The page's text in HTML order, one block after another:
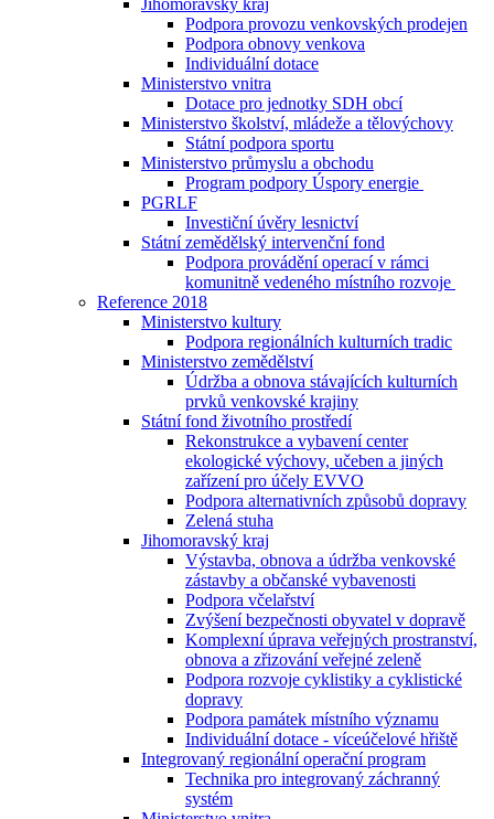
Jihomoravský kraj
Podpora provozu venkovských prodejen
Podpora obnovy venkova
Individuální dotace
Ministerstvo vnitra
Dotace pro jednotky SDH obcí
Ministerstvo školství, mládeže a tělovýchovy
Státní podpora sportu
Ministerstvo průmyslu a obchodu
Program podpory Úspory energie
PGRLF
Investiční úvěry lesnictví
Státní zemědělský intervenční fond
Podpora provádění operací v rámci
komunitně vedeného místního rozvoje
Reference 2018
Ministerstvo kultury
Podpora regionálních kulturních tradic
Ministerstvo zemědělství
Údržba a obnova stávajících kulturních
prvků venkovské krajiny
Státní fond životního prostředí
Rekonstrukce a vybavení center
ekologické výchovy, učeben a jiných
zařízení pro účely EVVO
Podpora alternativních způsobů dopravy
Zelená stuha
Jihomoravský kraj
Výstavba, obnova a údržba venkovské
zástavby a občanské vybavenosti
Podpora včelařství
Zvýšení bezpečnosti obyvatel v dopravě
Komplexní úprava veřejných prostranství,
obnova a zřizování veřejné zeleně
Podpora rozvoje cyklistiky a cyklistické
dopravy
Podpora památek místního významu
Individuální dotace - víceúčelové hřiště
Integrovaný regionální operační program
Technika pro integrovaný záchranný
systém